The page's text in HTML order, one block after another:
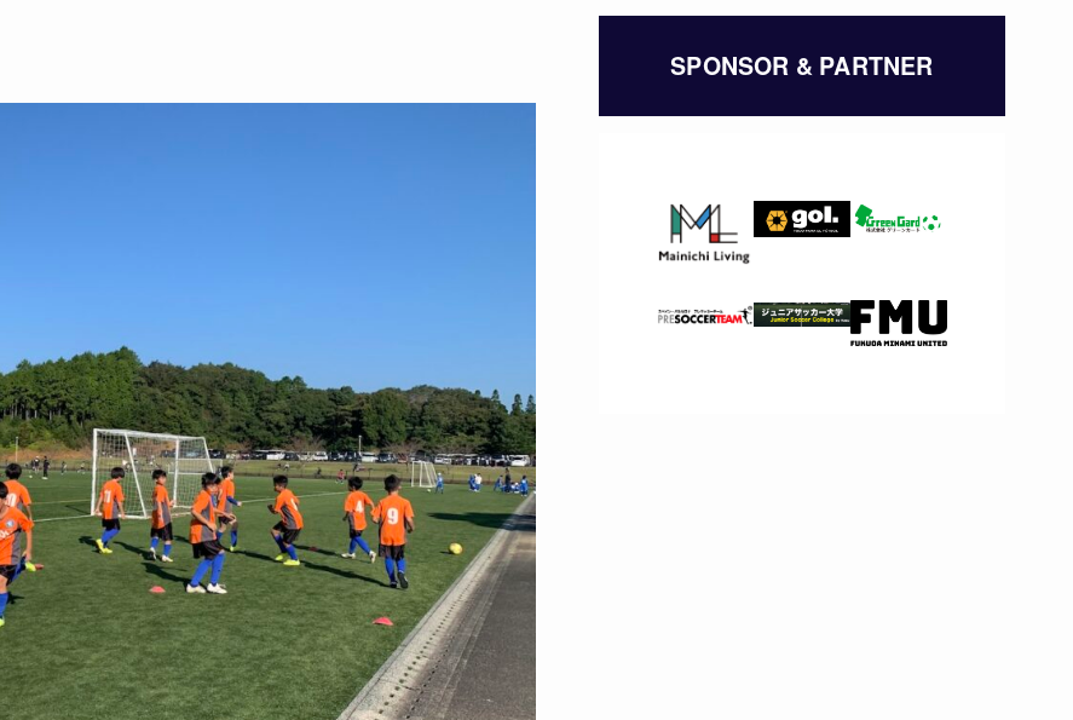
イ
SPONSOR & PARTNER